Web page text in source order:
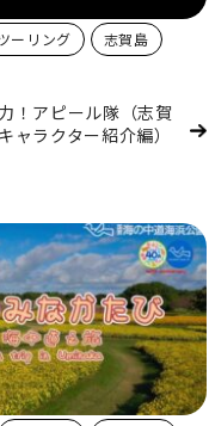
ーリング
志賀島
！アピール隊（志賀
ャラクター紹介編）